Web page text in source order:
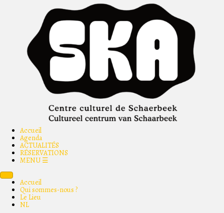
Accueil
Agenda
ACTUALITÉS
RÉSERVATIONS
MENU ☰
Accueil
Qui sommes-nous ?
Le Lieu
NL